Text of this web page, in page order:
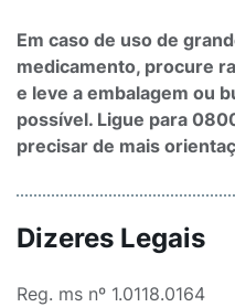
Em caso de uso de
medicamento, procure
e leve a embalagem ou
possível. Ligue para
precisar de mais
Dizeres Legais
Reg. ms nº 1.0118.0164